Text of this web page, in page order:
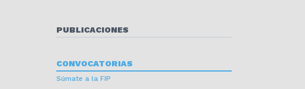
PUBLICACIONES
CONVOCATORIAS
Súmate a la FIP